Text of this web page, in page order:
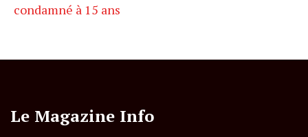
condamné à 15 ans
Le Magazine Info